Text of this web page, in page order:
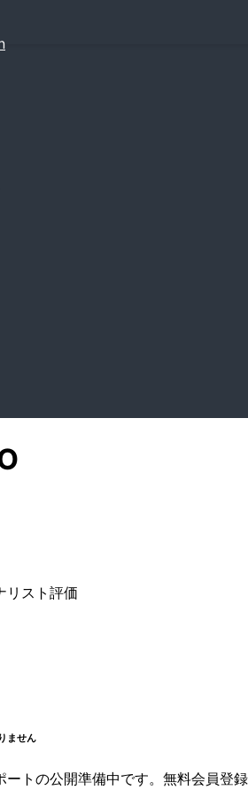
リスト評価
ません
ートの公開準備中です。無料会員登録